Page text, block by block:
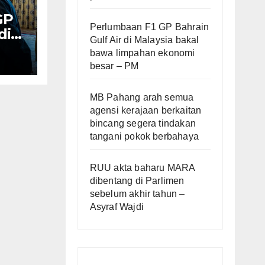
Perlumbaan F1 GP Bahrain
Gulf Air di Malaysia bakal
bawa limpahan ekonomi
besar – PM
MB Pahang arah semua
agensi kerajaan berkaitan
bincang segera tindakan
tangani pokok berbahaya
RUU akta baharu MARA
dibentang di Parlimen
sebelum akhir tahun –
Asyraf Wajdi